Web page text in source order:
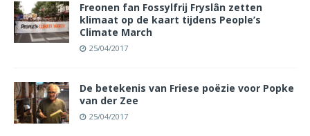
Freonen fan Fossylfrij Fryslân zetten
klimaat op de kaart tijdens People’s
Climate March
25/04/2017
De betekenis van Friese poëzie voor Popke
van der Zee
25/04/2017